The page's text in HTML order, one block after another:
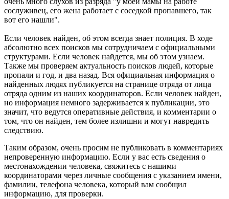
сослуживец, его жена работает с соседкой пропавшего, так
вот его нашли".
Если человек найден, об этом всегда знает полиция. В ходе
абсолютно всех поисков мы сотрудничаем с официальными
структурами. Если человек найдется, мы об этом узнаем.
Также мы проверяем актуальность поисков людей, которые
пропали и год, и два назад. Вся официальная информация о
найденных людях публикуется на странице отряда от лица
отряда одним из наших координаторов. Если человек найден,
но информация немного задерживается к публикации, это
значит, что ведутся оперативные действия, и комментарии о
том, что он найден, тем более излишни и могут навредить
следствию.
Таким образом, очень просим не публиковать в комментариях
непроверенную информацию. Если у вас есть сведения о
местонахождении человека, свяжитесь с нашими
координаторами через личные сообщения с указанием имени,
фамилии, телефона человека, который вам сообщил
информацию, для проверки.